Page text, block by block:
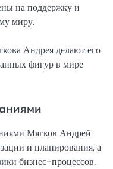
на поддержку и
миру.
Андрея делают его
фигур в мире
Мягков Андрей
и планирования, а
бизнес-процессов.